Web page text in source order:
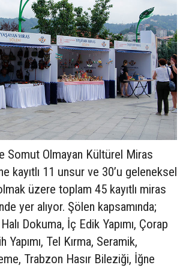
Somut Olmayan Kültürel Miras
kayıtlı 11 unsur ve 30’u geleneksel
üzere toplam 45 kayıtlı miras
yer alıyor. Şölen kapsamında;
Dokuma, İç Edik Yapımı, Çorap
Tel Kırma, Seramik,
Trabzon Hasır Bileziği, İğne